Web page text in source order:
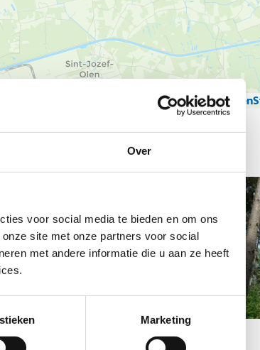
Over
voor social media te bieden en om ons
site met onze partners voor social
met andere informatie die u aan ze heeft
Marketing
© Thunderforest©